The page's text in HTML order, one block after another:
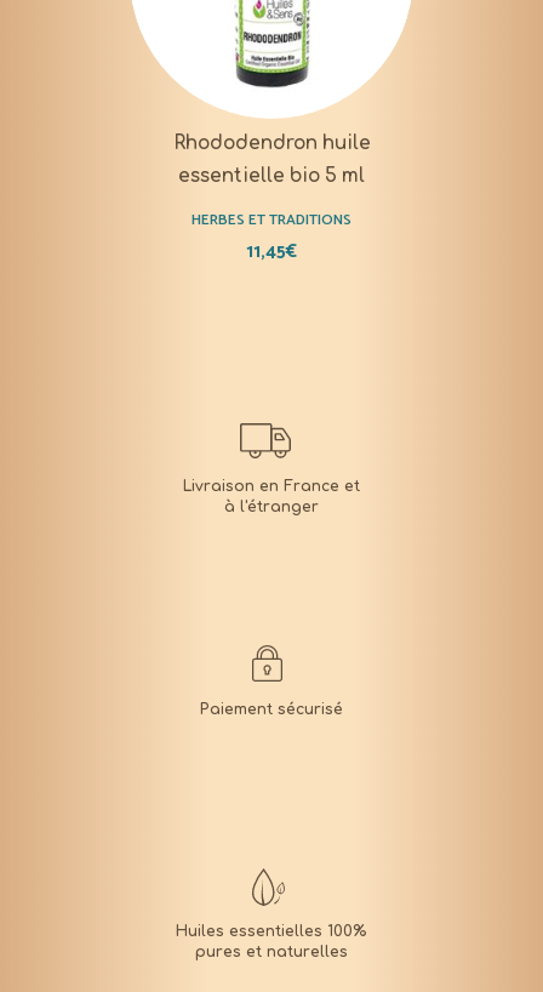
Rhododendron huile
essentielle bio 5 ml
HERBES ET TRADITIONS
11,45€